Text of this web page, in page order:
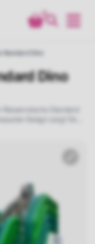
0
Standard Dino
Dino
Standard